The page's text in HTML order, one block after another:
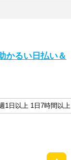
かるい日払い＆
1日以上 1日7時間以上